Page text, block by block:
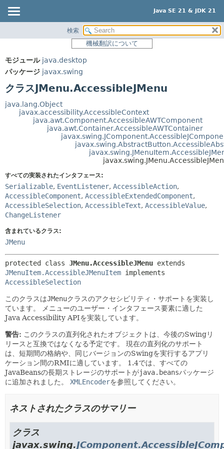
Java SE 21 & JDK 21
パッケージ
使用
ツリー
プレビュー
索引
ヘルプ
サマリー:
ネスト済
メソッド
詳細:
フィールド
コンストラクタ
メソッド
検索
機械翻訳について
モジュール java.desktop
パッケージ javax.swing
クラスJMenu.AccessibleJMenu
java.lang.Object
javax.accessibility.AccessibleContext
java.awt.Component.AccessibleAWTComponent
java.awt.Container.AccessibleAWTContainer
すべての実装されたインタフェース:
Serializable, EventListener, AccessibleAction,
AccessibleComponent, AccessibleExtendedComponent,
AccessibleSelection, AccessibleText, AccessibleValue,
ChangeListener
含まれているクラス:
JMenu
protected class JMenu.AccessibleJMenu
JMenuItem.AccessibleJMenuItem
AccessibleSelection
このクラスはJMenuクラスのアクセシビリティ・サポートを実装し
ています。
メニューのユーザー・インタフェース要素に適した
Java Accessibility APIを実装しています。
警告: このクラスの直列化されたオブジェクトは、今後のSwingリ
リースと互換ではなくなる予定です。
現在の直列化のサポート
は、短期間の格納や、同じバージョンのSwingを実行するアプリ
ケーション間のRMIに適しています。
1.4では、すべての
JavaBeansの長期ストレージのサポートがjava.beansパッケージ
に追加されました。
XMLEncoderを参照してください。
ネストされたクラスのサマリー
クラス
javax.swing.